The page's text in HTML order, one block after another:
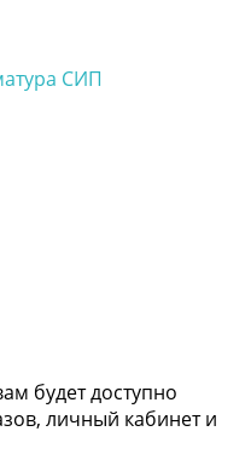
СИП
будет доступно
личный кабинет и